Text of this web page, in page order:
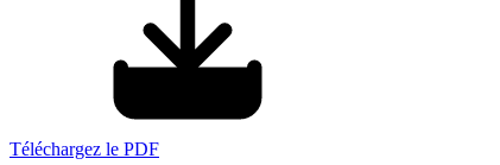
Téléchargez le PDF